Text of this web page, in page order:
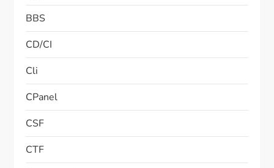
BBS
CD/CI
Cli
CPanel
CSF
CTF